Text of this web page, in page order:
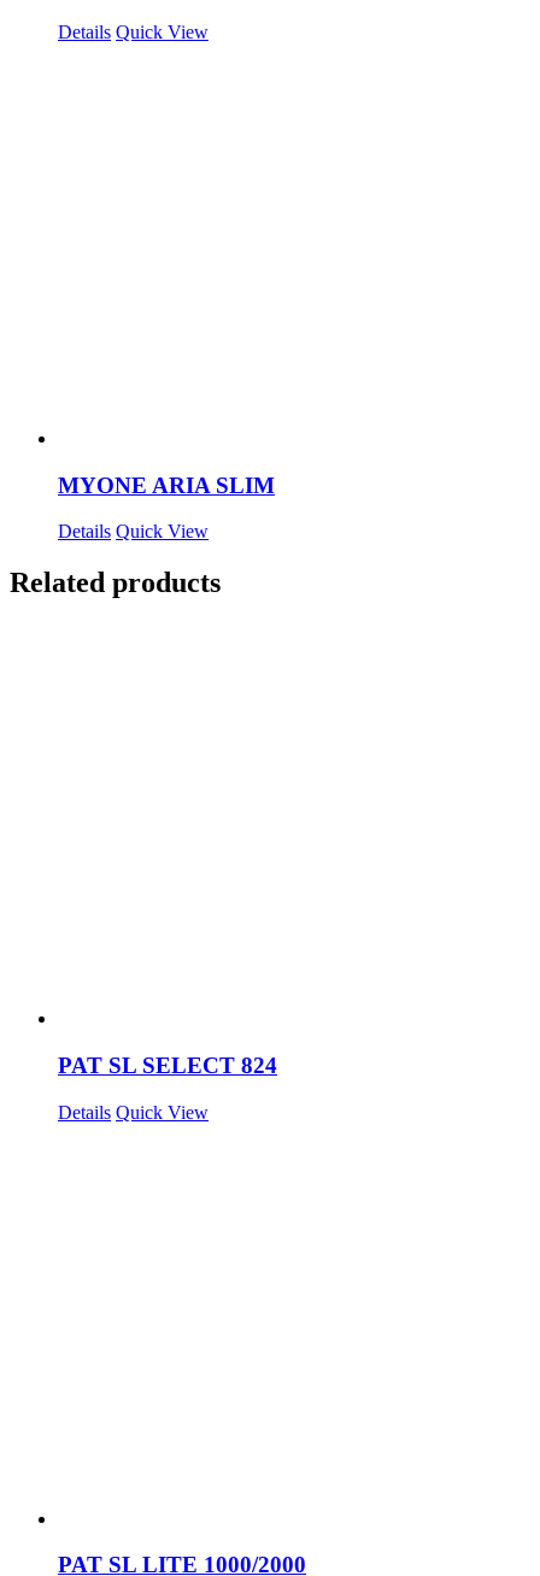
Details Quick View
MYONE ARIA SLIM
Details Quick View
Related products
PAT SL SELECT 824
Details Quick View
PAT SL LITE 1000/2000